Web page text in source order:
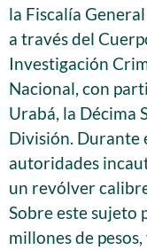
la Fiscalía
a través del
Investigación
Nacional, con
Urabá, la Décima
División. Durante
autoridades
un revólver
Sobre este sujeto
millones de